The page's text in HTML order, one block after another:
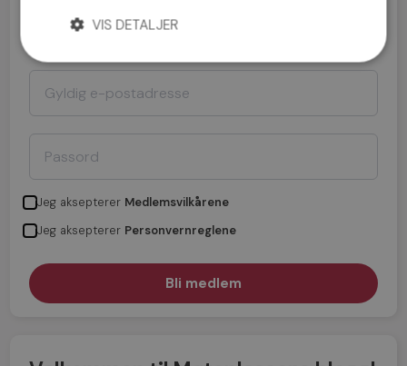
Jeg aksepterer Medlemsvilkårene
Jeg aksepterer Personvernreglene
VIS DETALJER